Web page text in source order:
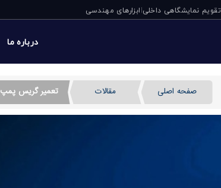
تقویم نمایشگاهی داخلی|ابزارهای مهندسی
درباره ما
صفحه اصلی مقالات تعمیر گریس پمپ